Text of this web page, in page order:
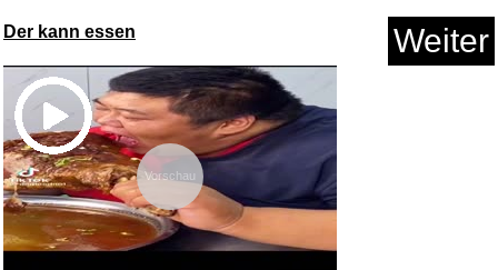
Der kann essen Weiter
Vorschau